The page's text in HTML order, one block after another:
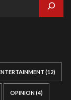
(12)
OPINION(4)